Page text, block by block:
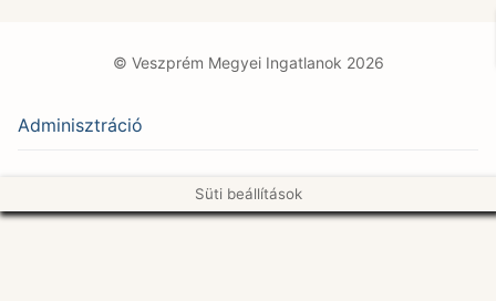
© Veszprém Megyei Ingatlanok 2026
Adminisztráció
Süti beállítások